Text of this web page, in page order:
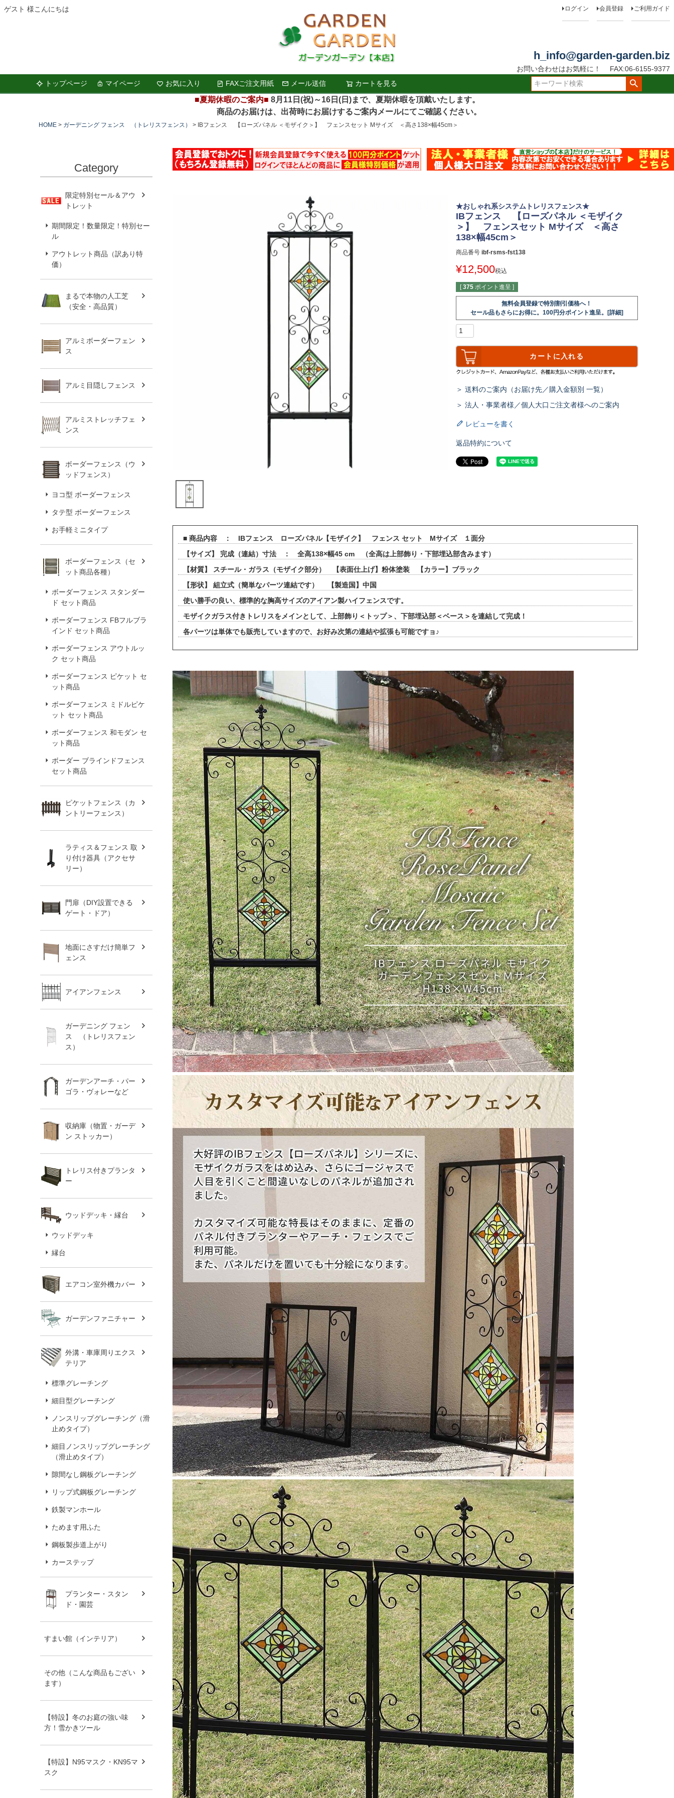
ゲスト 様こんにちは ログイン 会員登録 ご利用ガイド
h_info@garden-garden.biz
お問い合わせはお気軽に！
FAX:06-6155-9377
トップページ
マイページ お気に入り FAXご注文用紙 メール送信 カートを見る
検索
■夏期休暇のご案内■ 8月11日(祝)～16日(日)まで、夏期休暇を頂戴いたします。
商品のお届けは、出荷時にお届けするご案内メールにてご確認ください。
HOME ガーデニング フェンス （トレリスフェンス） IBフェンス 【ローズパネル ＜モザイク＞】 フェンスセット Мサイズ ＜高さ138×幅45cm＞
Category
限定特別セール＆アウ
トレット
期間限定！数量限定！特別セー
ル
アウトレット商品（訳あり特
価）
まるで本物の人工芝
（安全・高品質）
アルミボーダーフェン
ス
アルミ目隠しフェンス
アルミストレッチフェ
ンス
ボーダーフェンス（ウ
ッドフェンス）
ヨコ型 ボーダーフェンス
タテ型 ボーダーフェンス
お手軽ミニタイプ
ボーダーフェンス（セ
ット商品各種）
ボーダーフェンス スタンダー
ド セット商品
ボーダーフェンス FBフルブラ
インド セット商品
ボーダーフェンス アウトルッ
ク セット商品
ボーダーフェンス ピケット セ
ット商品
ボーダーフェンス ミドルピケ
ット セット商品
ボーダーフェンス 和モダン セ
ット商品
ボーダー ブラインドフェンス
セット商品
ピケットフェンス（カ
ントリーフェンス）
ラティス＆フェンス 取
り付け器具（アクセサ
リー）
門扉（DIY設置できる
ゲート・ドア）
地面にさすだけ簡単フ
ェンス
アイアンフェンス
ガーデニング フェン
ス （トレリスフェン
ス）
ガーデンアーチ・パー
ゴラ・ヴォレーなど
収納庫（物置・ガーデ
ン ストッカー）
トレリス付きプランタ
ー
ウッドデッキ・縁台
ウッドデッキ
縁台
エアコン室外機カバー
ガーデンファニチャー
外溝・車庫周りエクス
テリア
標準グレーチング
細目型グレーチング
ノンスリップグレーチング（滑
止めタイプ）
細目ノンスリップグレーチング
（滑止めタイプ）
隙間なし鋼板グレーチング
リップ式鋼板グレーチング
鉄製マンホール
ためます用ふた
鋼板製歩道上がり
カーステップ
プランター・スタン
ド・園芸
すまい館（インテリア）
その他（こんな商品もござい
ます）
【特設】冬のお庭の強い味
方！雪かきツール
【特設】N95マスク・KN95マ
スク
★おしゃれ系システムトレリスフェンス★
IBフェンス 【ローズパネル ＜モザイク
＞】 フェンスセット Мサイズ ＜高さ
138×幅45cm＞
商品番号 ibf-rsms-fst138
¥12,500税込
[ 375 ポイント進呈 ]
無料会員登録で特別割引価格へ！
セール品もさらにお得に。100円分ポイント進呈。[詳細]
カートに入れる
＞ 送料のご案内（お届け先／購入金額別 一覧）
＞ 法人・事業者様／個人大口ご注文者様へのご案内
レビューを書く
返品特約について
■ 商品内容 ： IBフェンス ローズパネル【モザイク】 フェンス セット Mサイズ １面分
【サイズ】 完成（連結）寸法 ： 全高138×幅45 cm （全高は上部飾り・下部埋込部含みます）
【材質】 スチール・ガラス（モザイク部分） 【表面仕上げ】粉体塗装 【カラー】ブラック
【形状】 組立式（簡単なパーツ連結です） 【製造国】中国
使い勝手の良い、標準的な胸高サイズのアイアン製ハイフェンスです。
モザイクガラス付きトレリスをメインとして、上部飾り＜トップ＞、下部埋込部＜ベース＞を連結して完成！
各パーツは単体でも販売していますので、お好み次第の連結や拡張も可能ですョ♪